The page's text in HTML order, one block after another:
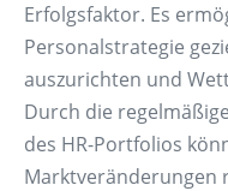
Erfolgsfaktor. Es
Personalstrategie
auszurichten und
Durch die
des HR-Portfolios
Marktveränderungen